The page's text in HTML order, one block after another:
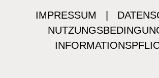
IMPRESSUM